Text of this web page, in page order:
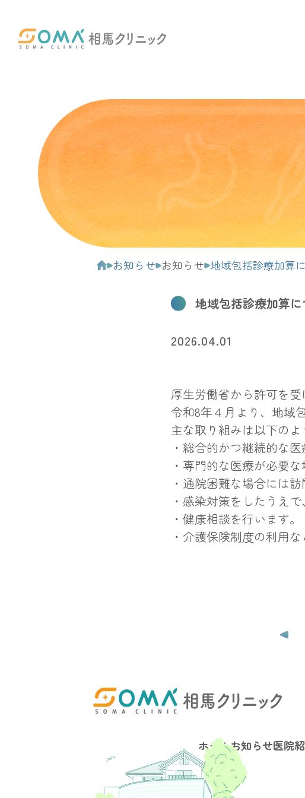
お知らせ お知らせ 地域包括診療加算
地域包括診療加算に
2026.04.01
厚生労働省から許可を
令和8年４月より、地域
主な取り組みは以下のよ
・総合的かつ継続的な
・専門的な医療が必要
・通院困難な場合には訪
・感染対策をしたうえ
・健康相談を行います。
・介護保険制度の利用
ホームお知らせ医院